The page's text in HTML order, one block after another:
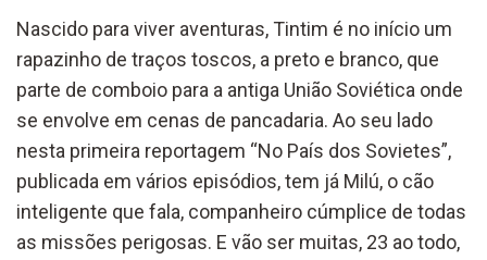
Nascido para viver aventuras, Tintim é no início um
rapazinho de traços toscos, a preto e branco, que
parte de comboio para a antiga União Soviética onde
se envolve em cenas de pancadaria. Ao seu lado
nesta primeira reportagem “No País dos Sovietes”,
publicada em vários episódios, tem já Milú, o cão
inteligente que fala, companheiro cúmplice de todas
as missões perigosas. E vão ser muitas, 23 ao todo,